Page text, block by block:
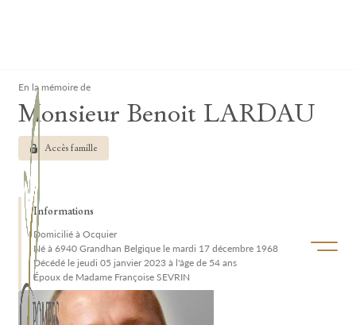
Ouvrir/
En la mémoire de
Monsieur Benoit LARDAU
Accès famille
Informations
Domicilié à Ocquier
Né à 6940 Grandhan Belgique le mardi 17 décembre 1968
Décédé le jeudi 05 janvier 2023 à l'âge de 54 ans
Époux de Madame Françoise SEVRIN